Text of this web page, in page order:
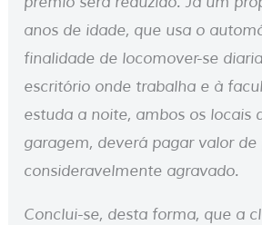
anos de idade, que usa o
finalidade de locomover-se
escritório onde trabalha e à
estuda a noite, ambos os locais
garagem, deverá pagar valor de
consideravelmente agravado.
Conclui-se, desta forma, que a